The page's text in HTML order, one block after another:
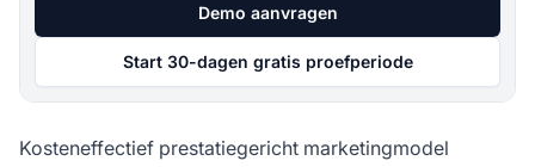
Demo aanvragen
Start 30-dagen gratis proefperiode
Kosteneffectief prestatiegericht marketingmodel